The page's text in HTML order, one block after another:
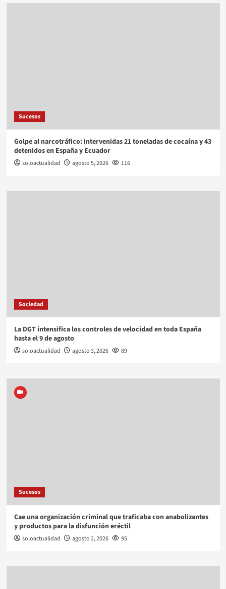
Sucesos
Golpe al narcotráfico: intervenidas 21 toneladas de cocaína y 43
detenidos en España y Ecuador
soloactualidad agosto 5, 2026 116
Sociedad
La DGT intensifica los controles de velocidad en toda España
hasta el 9 de agosto
soloactualidad agosto 3, 2026 89
Sucesos
Cae una organización criminal que traficaba con anabolizantes
y productos para la disfunción eréctil
soloactualidad agosto 2, 2026 95